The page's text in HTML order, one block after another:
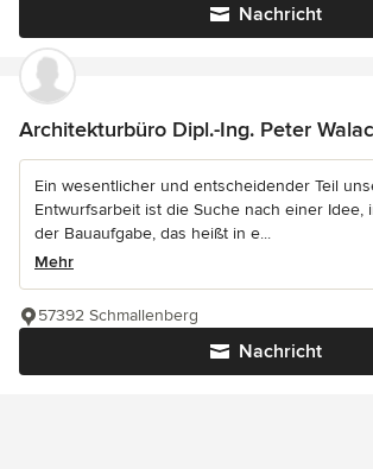
Nachricht
Architekturbüro Dipl.-Ing. Peter
Ein wesentlicher und entscheidender Teil
Entwurfsarbeit ist die Suche nach einer Idee,
der Bauaufgabe, das heißt in e...
Mehr
Nachricht
57392 Schmallenberg